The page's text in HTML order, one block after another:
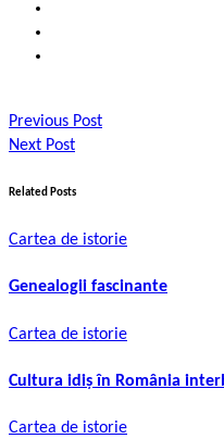
Previous Post
Next Post
Related Posts
Cartea de istorie
Genealogii fascinante
Cartea de istorie
Cultura idiș în România
Cartea de istorie